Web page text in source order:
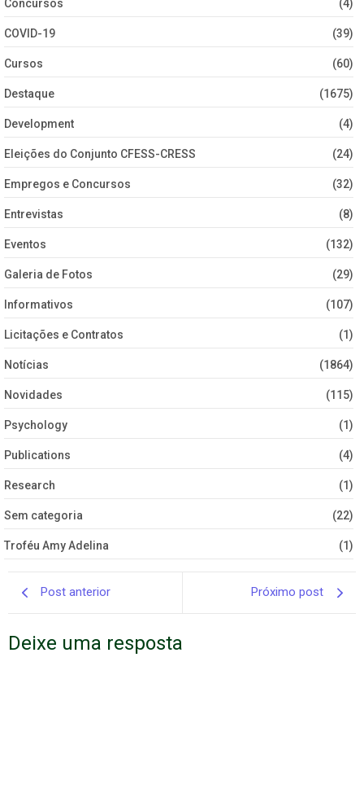
Concursos (4)
COVID-19 (39)
Cursos (60)
Destaque (1675)
Development (4)
Eleições do Conjunto CFESS-CRESS (24)
Empregos e Concursos (32)
Entrevistas (8)
Eventos (132)
Galeria de Fotos (29)
Informativos (107)
Licitações e Contratos (1)
Notícias (1864)
Novidades (115)
Psychology (1)
Publications (4)
Research (1)
Sem categoria (22)
Troféu Amy Adelina (1)
Post anterior Próximo post
Deixe uma resposta